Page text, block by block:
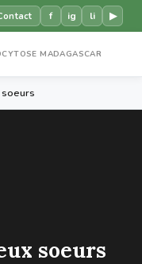
f ig li ▶
MADAGASCAR
soeurs
soeurs